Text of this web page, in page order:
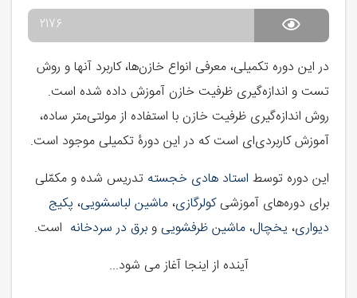
2176
در این دوره تکمیلی، معرفی انواع خازن‌ها، کاربرد آنها و روش
تست و اندازه‌گیری ظرفیت خازن آموزش داده شده است.
روش اندازه‌گیری ظرفیت خازن با استفاده از مولتی‌متر ساده،
آموزش کاربردی‌ای است که در این دورۀ تکمیلی موجود است.
این دوره توسط استاد هادی خجسته تدریس شده و مکمّلی
برای دوره‌های آموزشیکولرگازی، ماشین لباسشویی، پکیج
دیواری، یخچال، ماشین ظرفشویی وبرق در سردخانه است.
آینده از اینجا آغاز می شود...